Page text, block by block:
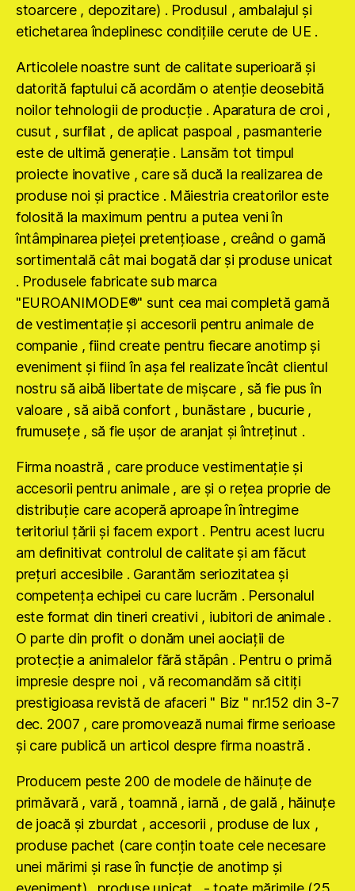
stoarcere , depozitare) . Produsul , ambalajul şi
etichetarea îndeplinesc condiţiile cerute de UE .
Articolele noastre sunt de calitate superioară şi
datorită faptului că acordăm o atenţie deosebită
noilor tehnologii de producţie . Aparatura de croi ,
cusut , surfilat , de aplicat paspoal , pasmanterie
este de ultimă generaţie . Lansăm tot timpul
proiecte inovative , care să ducă la realizarea de
produse noi şi practice . Măiestria creatorilor este
folosită la maximum pentru a putea veni în
întâmpinarea pieţei pretenţioase , creând o gamă
sortimentală cât mai bogată dar şi produse unicat
. Produsele fabricate sub marca
"EUROANIMODE®" sunt cea mai completă gamă
de vestimentaţie şi accesorii pentru animale de
companie , fiind create pentru fiecare anotimp şi
eveniment şi fiind în aşa fel realizate încât clientul
nostru să aibă libertate de mişcare , să fie pus în
valoare , să aibă confort , bunăstare , bucurie ,
frumuseţe , să fie uşor de aranjat şi întreţinut .
Firma noastră , care produce vestimentaţie şi
accesorii pentru animale , are şi o reţea proprie de
distribuţie care acoperă aproape în întregime
teritoriul ţării şi facem export . Pentru acest lucru
am definitivat controlul de calitate şi am făcut
preţuri accesibile . Garantăm seriozitatea şi
competenţa echipei cu care lucrăm . Personalul
este format din tineri creativi , iubitori de animale .
O parte din profit o donăm unei aociaţii de
protecţie a animalelor fără stăpân . Pentru o primă
impresie despre noi , vă recomandăm să citiţi
prestigioasa revistă de afaceri " Biz " nr.152 din 3-7
dec. 2007 , care promovează numai firme serioase
şi care publică un articol despre firma noastră .
Producem peste 200 de modele de hăinuţe de
primăvară , vară , toamnă , iarnă , de gală , hăinuţe
de joacă şi zburdat , accesorii , produse de lux ,
produse pachet (care conţin toate cele necesare
unei mărimi şi rase în funcţie de anotimp şi